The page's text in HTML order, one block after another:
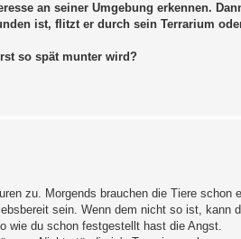
an seiner Umgebung erkennen.
ist, flitzt er durch sein Terrarium
so spät munter wird?
zu. Morgends brauchen die Tiere
sein. Wenn dem nicht so ist, kann
wie du schon festgestellt hast die Angst.